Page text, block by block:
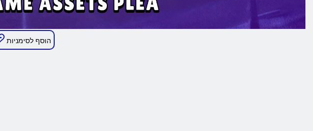
הוסף לסימניות